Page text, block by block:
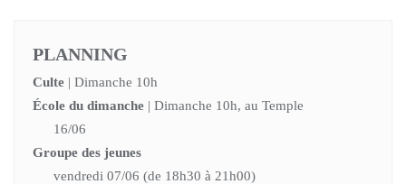
PLANNING
Culte | Dimanche 10h
École du dimanche | Dimanche 10h, au Temple
16/06
Groupe des jeunes
vendredi 07/06 (de 18h30 à 21h00)